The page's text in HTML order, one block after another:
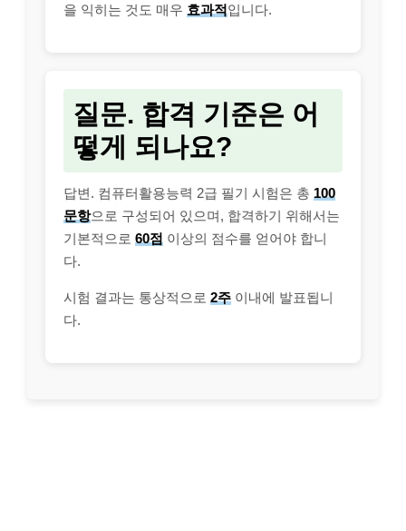
을 익히는 것도 매우 효과적입니다.
질문. 합격 기준은 어
떻게 되나요?
답변. 컴퓨터활용능력 2급 필기 시험은 총 100
문항으로 구성되어 있으며, 합격하기 위해서는
기본적으로 60점 이상의 점수를 얻어야 합니
다.
시험 결과는 통상적으로 2주 이내에 발표됩니
다.